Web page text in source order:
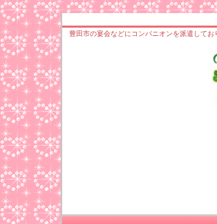
豊田市の宴会などにコンパニオンを派遣してお